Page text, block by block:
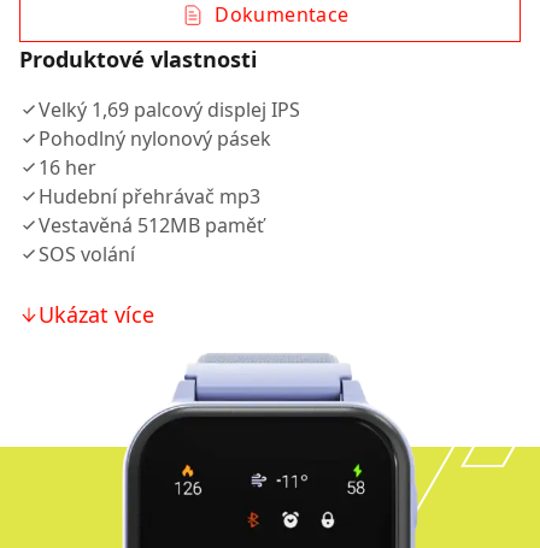
Dokumentace
Produktové vlastnosti
Velký 1,69 palcový displej IPS
Pohodlný nylonový pásek
16 her
Hudební přehrávač mp3
Vestavěná 512MB paměť
SOS volání
Ukázat více